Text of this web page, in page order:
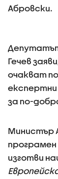
Абровски.
Депутатът
Гечев
очакват
експертни
за по-
Министър
програмен
изготви